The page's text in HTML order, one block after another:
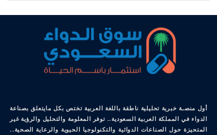
أول منصـة خبرية تحليلية ناطقة باللغة العربية تختص بكل مايتعلق بصناعة
الدواء في المملكة العربية السعودية.. توفر المعلومة والتحليل والرؤية غير
المتحيزة حول الصناعات الدوائية والتكنولوجيا الحيوية والرعاية الصحية..